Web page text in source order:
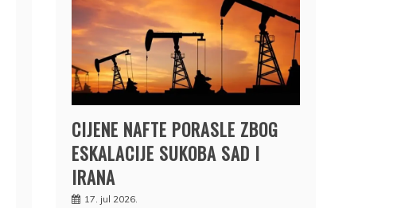
CIJENE NAFTE PORASLE ZBOG
ESKALACIJE SUKOBA SAD I
IRANA
17. jul 2026.